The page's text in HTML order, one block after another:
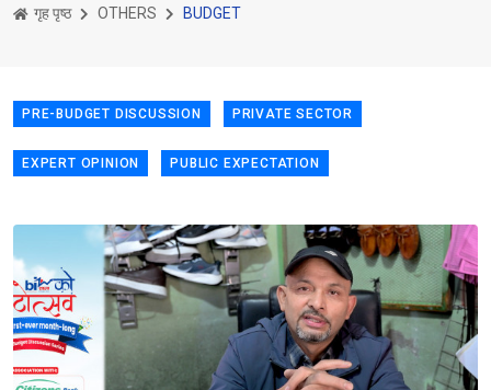
गृह पृष्ठ OTHERS BUDGET
PRE-BUDGET DISCUSSION PRIVATE SECTOR
EXPERT OPINION PUBLIC EXPECTATION